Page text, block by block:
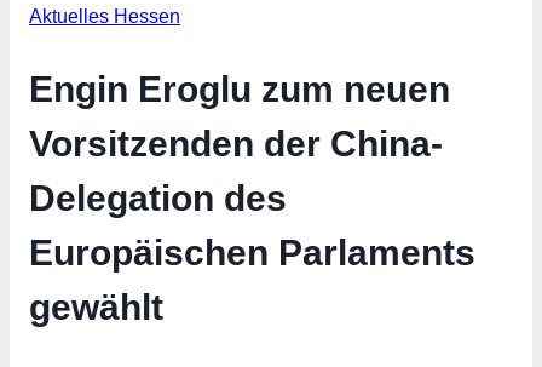
Aktuelles Hessen
Engin Eroglu zum neuen
Vorsitzenden der China-
Delegation des
Europäischen Parlaments
gewählt